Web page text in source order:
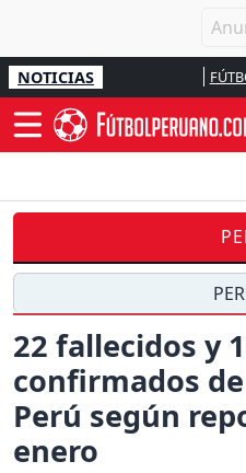
NOTICIAS
22 fallecidos y
confirmados de
Perú según
enero